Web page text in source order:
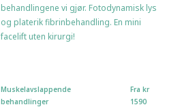
behandlingene vi gjør. Fotodynamisk lys
og platerik fibrinbehandling. En mini
facelift uten kirurgi!
Muskelavslappende
behandlinger
Fra kr
1590